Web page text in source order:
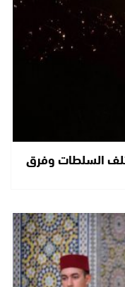
السلطات وفرق